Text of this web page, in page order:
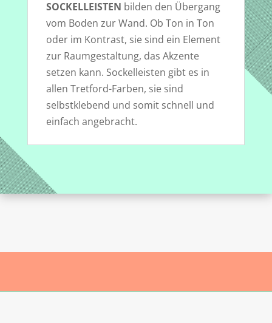
SOCKELLEISTEN bilden den Übergang
vom Boden zur Wand. Ob Ton in Ton
oder im Kontrast, sie sind ein Element
zur Raumgestaltung, das Akzente
setzen kann. Sockelleisten gibt es in
allen Tretford-Farben, sie sind
selbstklebend und somit schnell und
einfach angebracht.